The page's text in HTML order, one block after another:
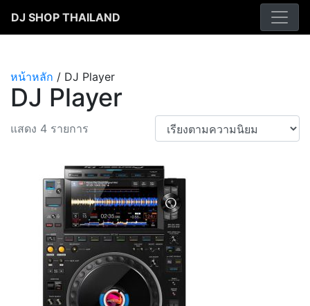
DJ SHOP THAILAND
หน้าหลัก / DJ Player
DJ Player
แสดง 4 รายการ